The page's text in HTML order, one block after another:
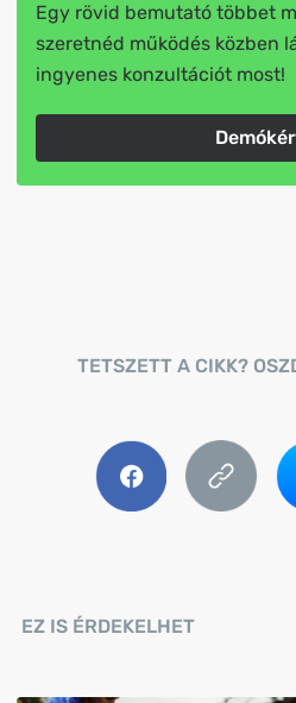
Egy rövid bemutató többet
szeretnéd működés közben
ingyenes konzultációt most!
TETSZETT A CIKK?
EZ IS ÉRDEKELHET